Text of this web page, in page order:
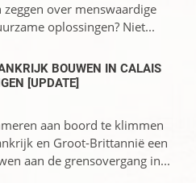
over menswaardige
oplossingen? Niet...
BOUWEN IN CALAIS
[UPDATE]
aan boord te klimmen
en Groot-Brittannië een
aan de grensovergang in...